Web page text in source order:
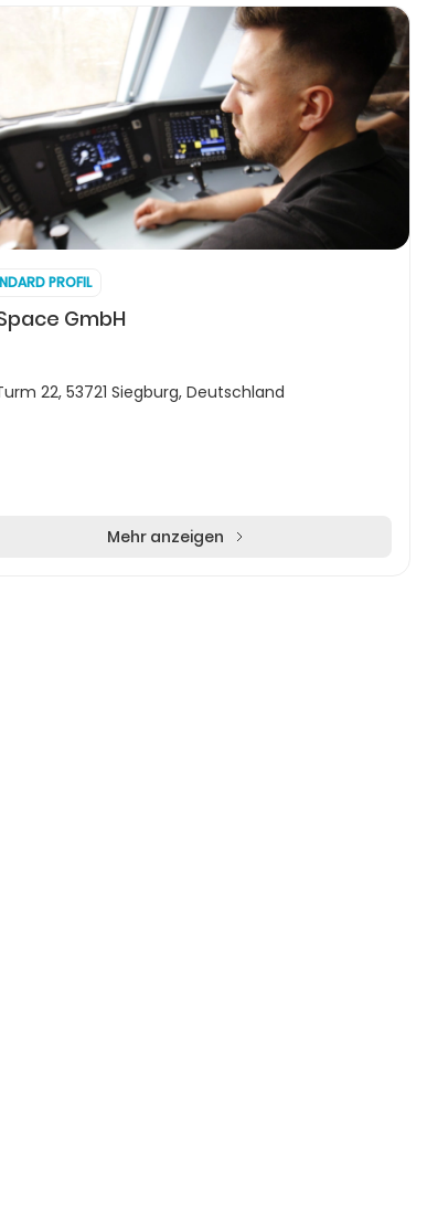
PROFIL
GmbH
22, 53721 Siegburg, Deutschland
Mehr anzeigen